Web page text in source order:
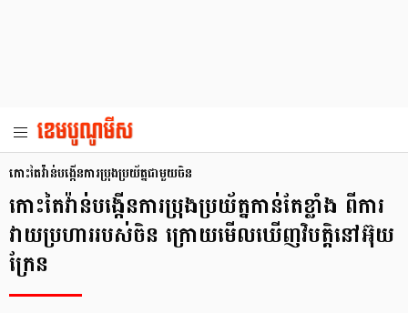
កោះតៃវ៉ាន់បង្កើនការប្រុងប្រយ័ត្នជាមួយចិន
កោះតៃវ៉ាន់បង្កើនការប្រុងប្រយ័ត្នកាន់តែខ្លាំង ពីការ
វាយប្រហាររបស់ចិន ក្រោយមើលឃើញវិបត្តិនៅអ៊ុយ
ក្រែន